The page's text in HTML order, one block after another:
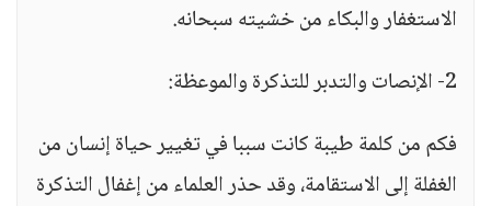
الاستغفار والبكاء من خشيته سبحانه.
2- الإنصات والتدبر للتذكرة والموعظة:
فكم من كلمة طيبة كانت سببا في تغيير حياة إنسان من
الغفلة إلى الاستقامة، وقد حذر العلماء من إغفال التذكرة